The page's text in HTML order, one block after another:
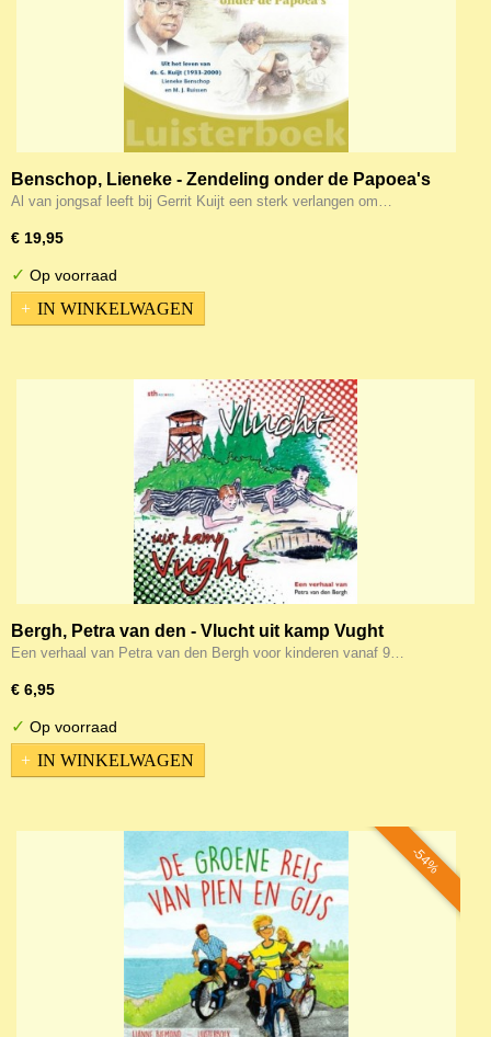
Benschop, Lieneke - Zendeling onder de Papoea's
(MP3-CD)
Al van jongsaf leeft bij Gerrit Kuijt een sterk verlangen om…
€ 19,95
✓ Op voorraad
IN WINKELWAGEN
Bergh, Petra van den - Vlucht uit kamp Vught
(Luisterboek)
Een verhaal van Petra van den Bergh voor kinderen vanaf 9…
€ 6,95
✓ Op voorraad
IN WINKELWAGEN
-54%